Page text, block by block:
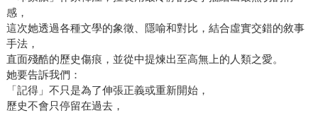
感，
這次她透過各種文學的象徵、隱喻和對比，結合虛實交錯的敘事
手法，
直面殘酷的歷史傷痕，並從中提煉出至高無上的人類之愛。
她要告訴我們：
「記得」不只是為了伸張正義或重新開始，
歷史不會只停留在過去，